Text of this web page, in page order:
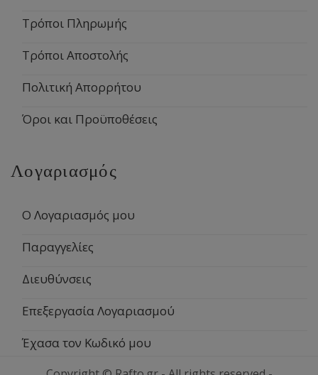
Τρόποι Πληρωμής
Τρόποι Αποστολής
Πολιτική Απορρήτου
Όροι και Προϋποθέσεις
Λογαριασμός
Ο Λογαριασμός μου
Παραγγελίες
Διευθύνσεις
Επεξεργασία Λογαριασμού
Έχασα τον Κωδικό μου